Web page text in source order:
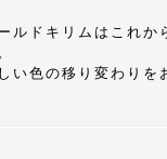
ルドキリムはこれか
い色の移り変わりを